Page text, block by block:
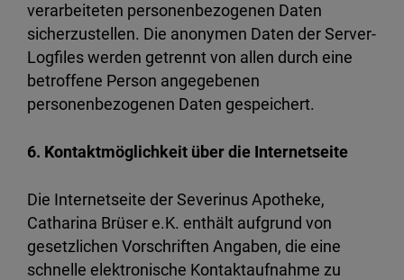
verarbeiteten personenbezogenen Daten
sicherzustellen. Die anonymen Daten der Server-
Logfiles werden getrennt von allen durch eine
betroffene Person angegebenen
personenbezogenen Daten gespeichert.
6. Kontaktmöglichkeit über die Internetseite
Die Internetseite der Severinus Apotheke,
Catharina Brüser e.K. enthält aufgrund von
gesetzlichen Vorschriften Angaben, die eine
schnelle elektronische Kontaktaufnahme zu